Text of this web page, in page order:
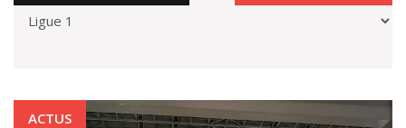
Ligue 1
ACTUS